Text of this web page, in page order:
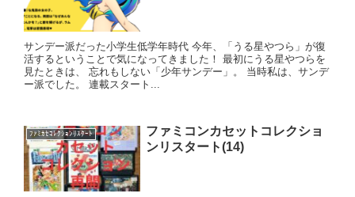
サンデー派だった小学生低学年時代 今年、「うる星やつら」が復
活するということで気になってきました！ 最初にうる星やつらを
見たときは、 忘れもしない「少年サンデー」。 当時私は、サンデ
ー派でした。 連載スタート...
ﾌｧﾐｶｾｺﾚｸｼｮﾝﾘｽﾀｰﾄ
ファミコンカセットコレクショ
ンリスタート(14)